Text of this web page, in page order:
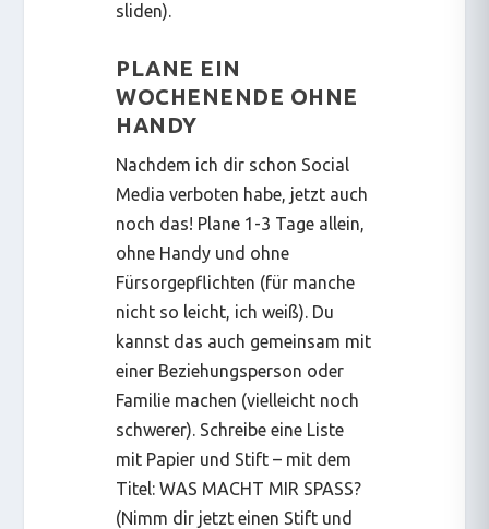
sliden).
PLANE EIN
WOCHENENDE OHNE
HANDY
Nachdem ich dir schon Social
Media verboten habe, jetzt auch
noch das! Plane 1-3 Tage allein,
ohne Handy und ohne
Fürsorgepflichten (für manche
nicht so leicht, ich weiß). Du
kannst das auch gemeinsam mit
einer Beziehungsperson oder
Familie machen (vielleicht noch
schwerer). Schreibe eine Liste
mit Papier und Stift – mit dem
Titel: WAS MACHT MIR SPASS?
(Nimm dir jetzt einen Stift und